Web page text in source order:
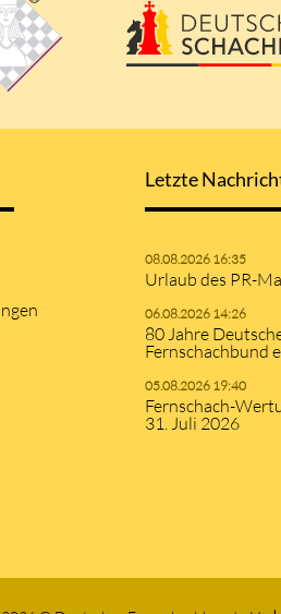
Letzte
08.08.2026 16:35
Urlaub des PR-
06.08.2026 14:26
80 Jahre
Fernschachbund
05.08.2026 19:40
Fernschach-
31. Juli 2026